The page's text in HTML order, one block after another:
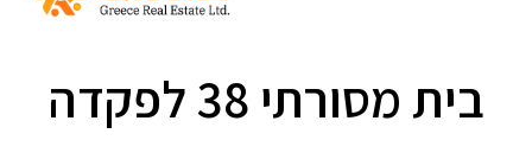
בית מסורתי 38 לפקדה